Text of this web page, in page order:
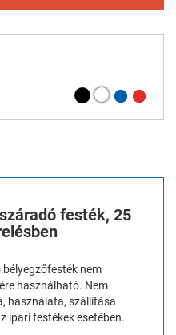
festék, 25
nem
használható. Nem
használata, szállítása
ipari festékek esetében.